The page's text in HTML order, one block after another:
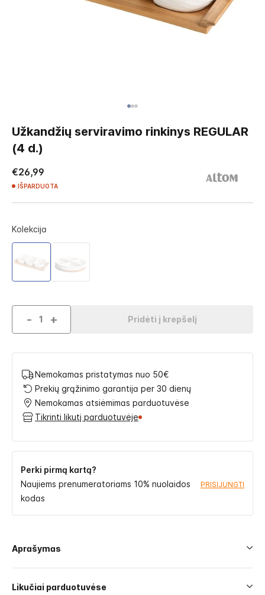
to
beginning
the
images
gallery
Užkandžių serviravimo rinkinys REGULAR
(4 d.)
€26,99
IŠPARDUOTA
Kolekcija
- + Pridėti į krepšelį
Nemokamas pristatymas nuo 50€
Prekių grąžinimo garantija per 30 dienų
Nemokamas atsiėmimas parduotuvėse
Tikrinti likutį parduotuvėje
Perki pirmą kartą?
Naujiems prenumeratoriams 10% nuolaidos
kodas
PRISIJUNGTI
Aprašymas
Likučiai parduotuvėse